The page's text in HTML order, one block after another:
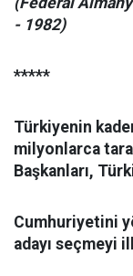
- 1982)
*****
Türkiyenin
milyonlarca
Başkanları,
Cumhuriyetini
adayı seçmeyi